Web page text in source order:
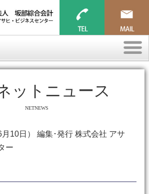
ネットニュース
NETNEWS
月10日） 編集･発行 株式会社 アサ
ー